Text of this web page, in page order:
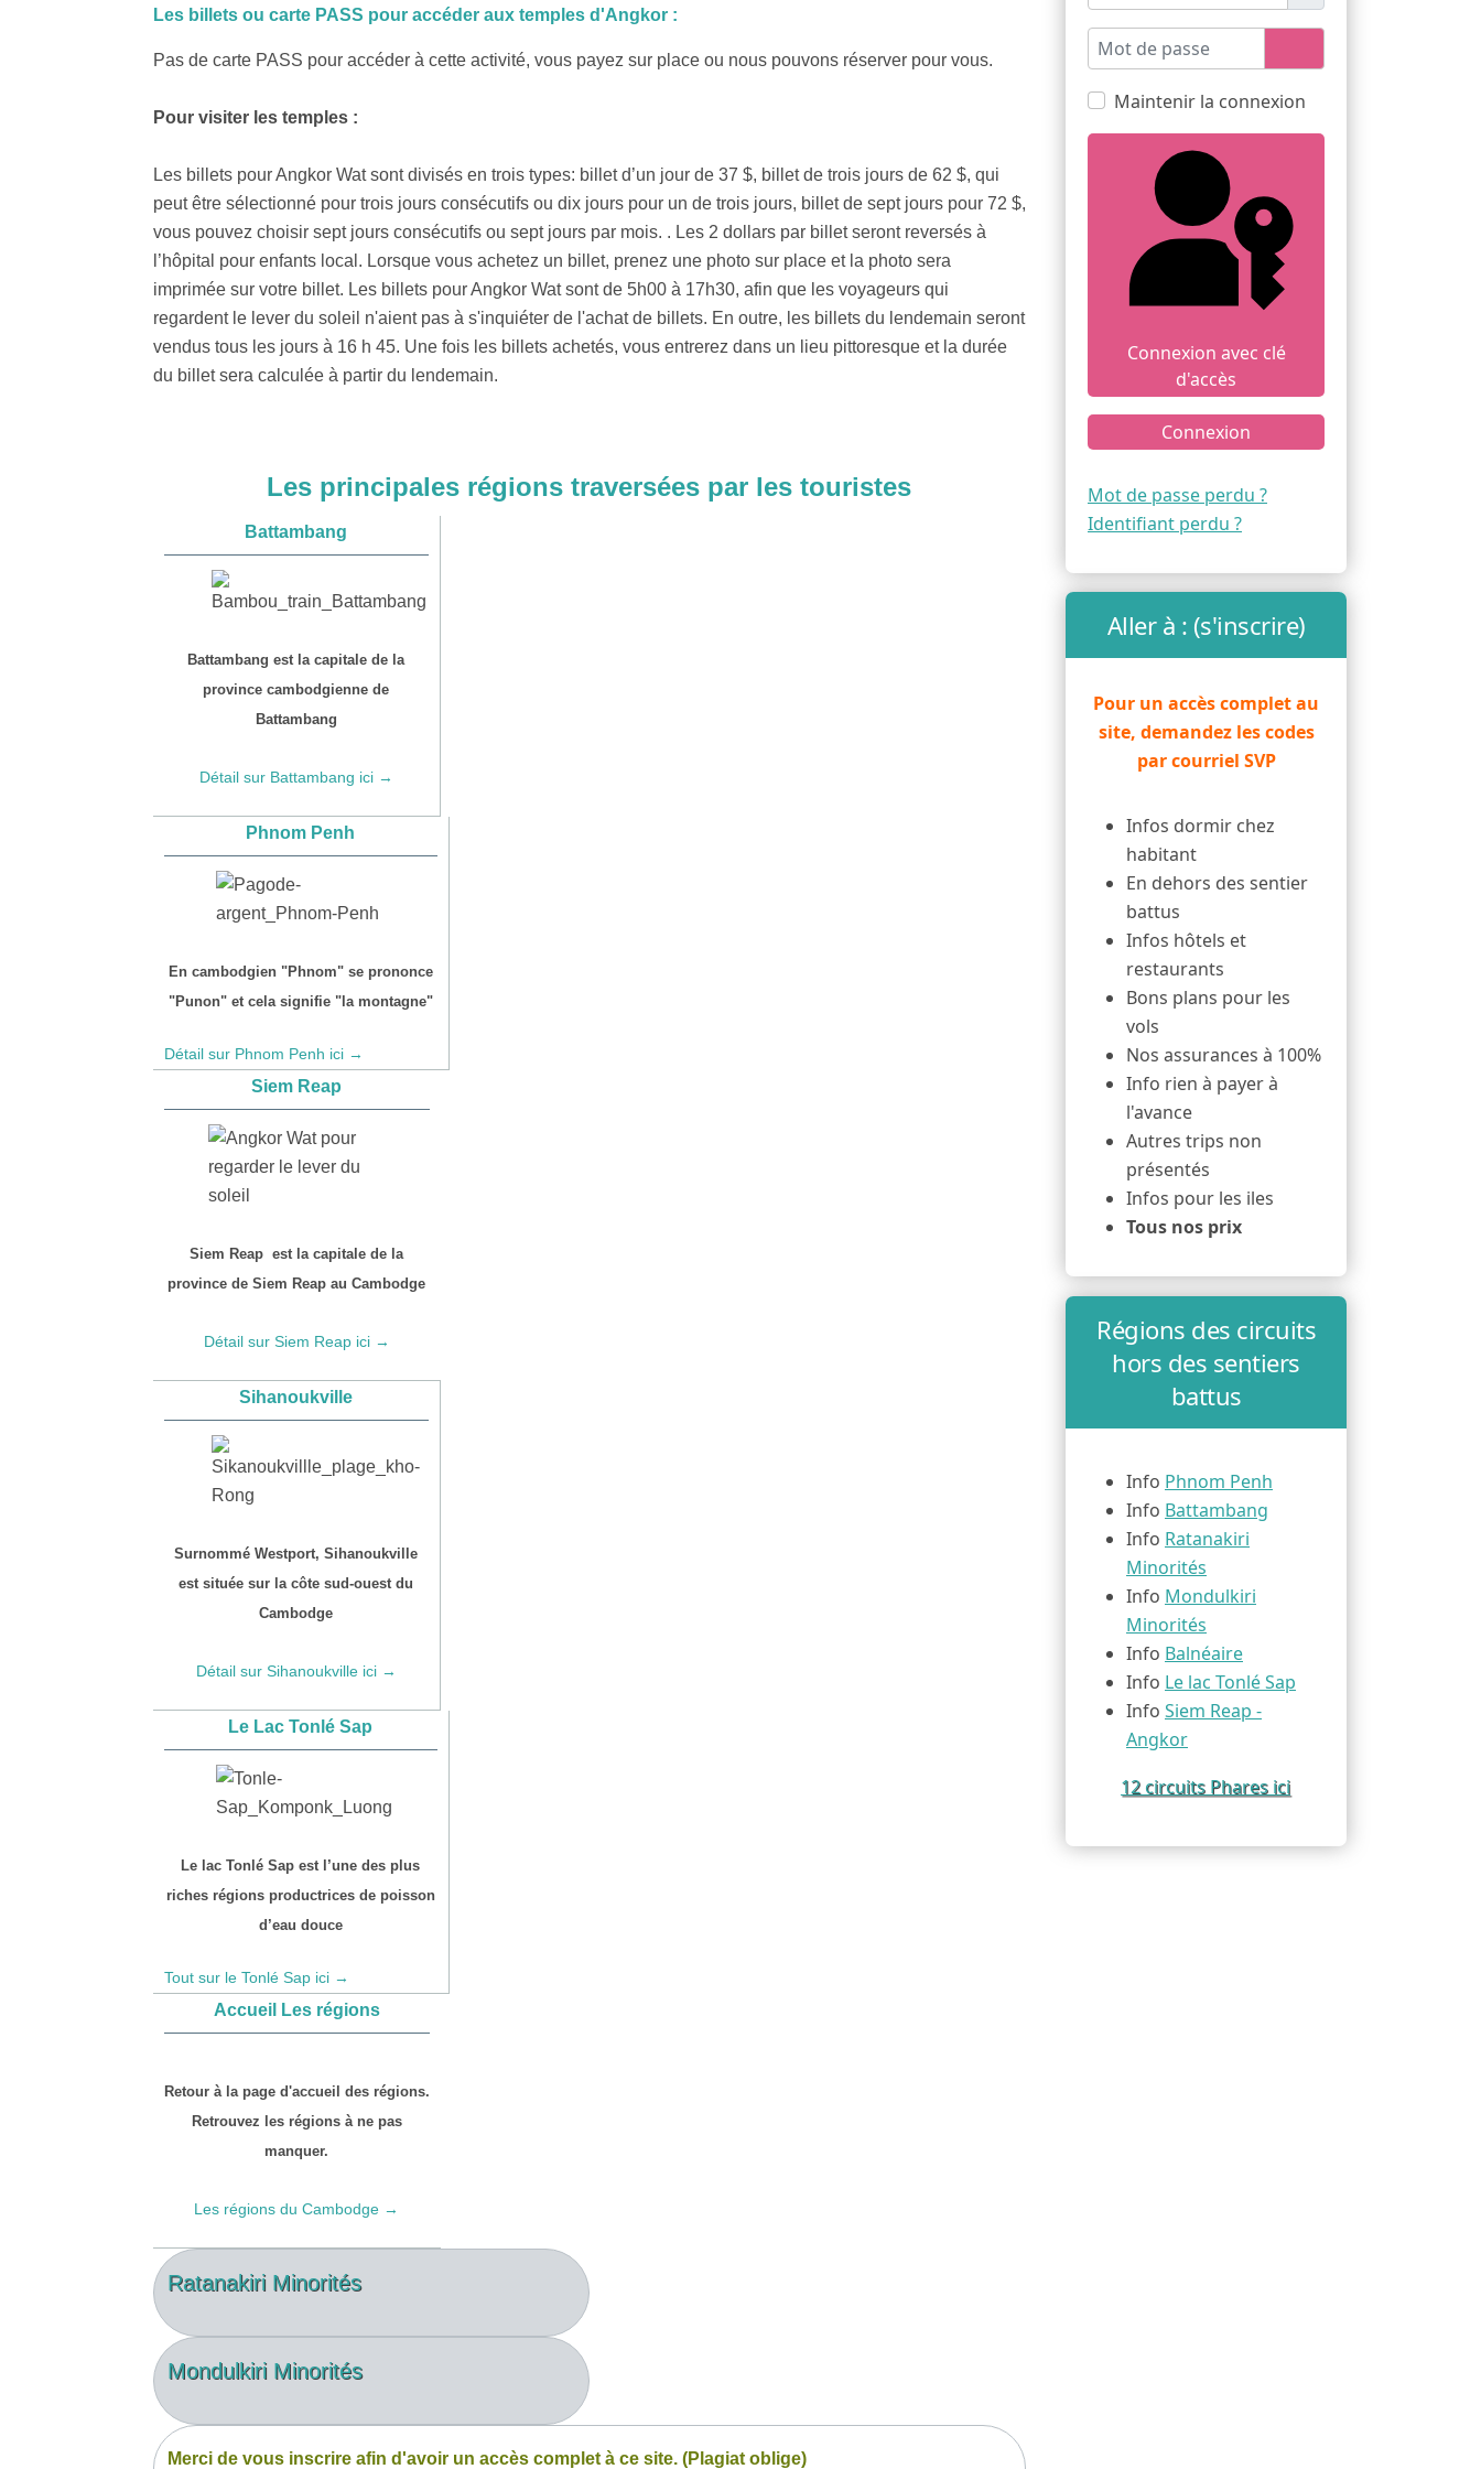
Les billets ou carte PASS pour accéder aux temples d'Angkor :
Pas de carte PASS pour accéder à cette activité, vous payez sur place ou nous pouvons réserver pour vous.
Pour visiter les temples :
Les billets pour Angkor Wat sont divisés en trois types: billet d’un jour de 37 $, billet de trois jours de 62 $, qui
peut être sélectionné pour trois jours consécutifs ou dix jours pour un de trois jours, billet de sept jours pour 72 $,
vous pouvez choisir sept jours consécutifs ou sept jours par mois. . Les 2 dollars par billet seront reversés à
l’hôpital pour enfants local. Lorsque vous achetez un billet, prenez une photo sur place et la photo sera
imprimée sur votre billet. Les billets pour Angkor Wat sont de 5h00 à 17h30, afin que les voyageurs qui
regardent le lever du soleil n'aient pas à s'inquiéter de l'achat de billets. En outre, les billets du lendemain seront
vendus tous les jours à 16 h 45. Une fois les billets achetés, vous entrerez dans un lieu pittoresque et la durée
du billet sera calculée à partir du lendemain.
Les principales régions traversées par les touristes
Battambang
Battambang est la capitale de la
province cambodgienne de
Battambang
Détail sur Battambang ici →
Phnom Penh
En cambodgien "Phnom" se prononce
"Punon" et cela signifie "la montagne"
Détail sur Phnom Penh ici →
Siem Reap
Siem Reap est la capitale de la
province de Siem Reap au Cambodge
Détail sur Siem Reap ici →
Sihanoukville
Surnommé Westport, Sihanoukville
est située sur la côte sud-ouest du
Cambodge
Détail sur Sihanoukville ici →
Le Lac Tonlé Sap
Le lac Tonlé Sap est l’une des plus
riches régions productrices de poisson
d’eau douce
Tout sur le Tonlé Sap ici →
Accueil Les régions
Retour à la page d'accueil des régions.
Retrouvez les régions à ne pas
manquer.
Les régions du Cambodge →
Ratanakiri Minorités
Mondulkiri Minorités
Merci de vous inscrire afin d'avoir un accès complet à ce site. (Plagiat oblige)
Mot de passe
Afficher le mot de
Maintenir la connexion
Connexion avec clé
d'accès
Connexion
Mot de passe perdu ?
Identifiant perdu ?
Aller à : (s'inscrire)
Pour un accès complet au
site, demandez les codes
par courriel SVP
Infos dormir chez
habitant
En dehors des sentier
battus
Infos hôtels et
restaurants
Bons plans pour les
vols
Nos assurances à 100%
Info rien à payer à
l'avance
Autres trips non
présentés
Infos pour les iles
Tous nos prix
Régions des circuits
hors des sentiers
battus
Info Phnom Penh
Info Battambang
Info Ratanakiri
Minorités
Info Mondulkiri
Minorités
Info Balnéaire
Info Le lac Tonlé Sap
Info Siem Reap -
Angkor
12 circuits Phares ici